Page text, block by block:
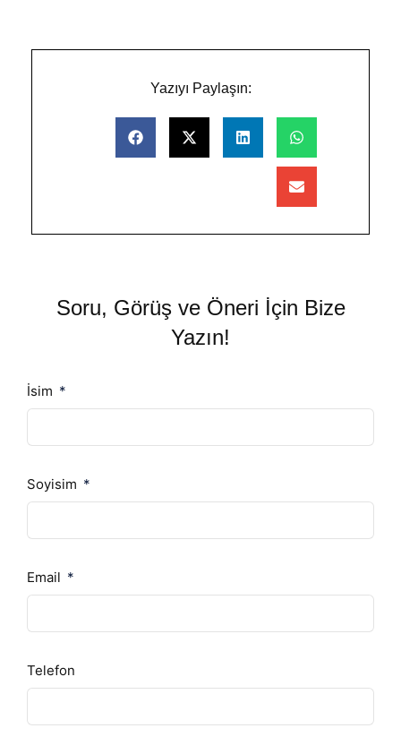
Yazıyı Paylaşın:
Soru, Görüş ve Öneri İçin Bize
Yazın!
İsim
Soyisim
Email
Telefon